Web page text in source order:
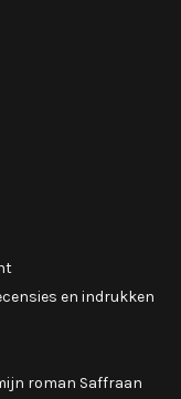
en indrukken
roman Saffraan